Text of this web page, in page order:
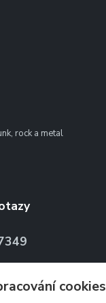
rock a metal
cookies